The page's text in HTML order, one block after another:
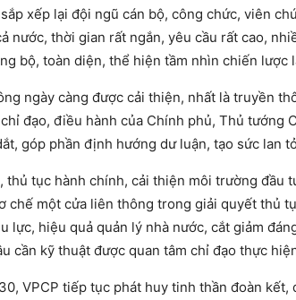
xếp lại đội ngũ cán bộ, công chức, viên
nước, thời gian rất ngắn, yêu cầu rất cao,
bộ, toàn diện, thể hiện tầm nhìn chiến lược
ngày càng được cải thiện, nhất là truyền
đạo, điều hành của Chính phủ, Thủ tướng
góp phần định hướng dư luận, tạo sức lan
thủ tục hành chính, cải thiện môi trường đầu
chế một cửa liên thông trong giải quyết thủ
lực, hiệu quả quản lý nhà nước, cắt giảm
cần kỹ thuật được quan tâm chỉ đạo thực
VPCP tiếp tục phát huy tinh thần đoàn kết,